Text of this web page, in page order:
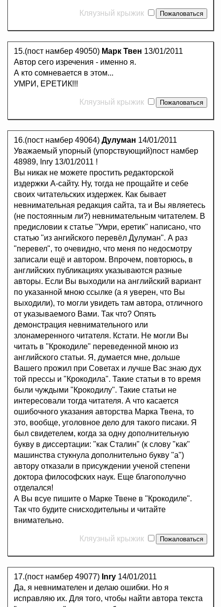
Кляузный крыжик
15.(пост намбер 49050) Марк Твен 13/01/2011
Автор сего изречения - именно я.
А кто сомневается в этом...
УМРИ, ЕРЕТИК!!!
Кляузный крыжик
16.(пост намбер 49064) Дулуман 14/01/2011
Уважаемый упорный (упорствующий)пост намбер
48989, Inry 13/01/2011 !
Вы никак не можете простить редакторской
издержки А-сайту. Ну, тогда не прощайте и себе
своих читательских издержек. Как бывает
невнимательная редакция сайта, та и Вы являетесь
(не постоянным ли?) невнимательным читателем. В
предисловии к статье "Умри, еретик" написано, что
статью "из ангийского перевёл Дулуман". А раз
"перевел", то очевидно, что меня по недосмотру
записали ещё и автором. Впрочем, повторюсь, в
английских публикациях указываются разные
авторы. Если Вы выходили на английский вариант
по указанной мною ссылке (а я уверен, что Вы
выходили), то могли увидеть там автора, отличного
от указываемого Вами. Так что? Опять
демонстрация невнимательного или
злонамеренного читателя. Кстати. Не могли Вы
читать в "Крокодиле" переведенной мною из
английского статьи. Я, думается мне, дольше
Вашего прожил при Советах и лучше Вас знаю дух
той прессы и "Крокодила". Такие статьи в то время
были чуждыми "Крокодилу". Такие статьи не
интересовали тогда читателя. А что касается
ошибочного указания авторства Марка Твена, то
это, вообще, уголовное дело для такого писаки. Я
был свидетелем, когда за одну дополнительную
букву в диссертации: "как Сталин" (к слову "как"
машинства стукнула дополнительно букву "а")
автору отказали в присуждении ученой степени
доктора философских наук. Еще благополучно
отделался!
А Вы всуе пишите о Марке Твене в "Крокодиле".
Так что будите снисходительны и читайте
внимательно.
Кляузный крыжик
17.(пост намбер 49077) Inry 14/01/2011
Да, я невнимателен и делаю ошибки. Но я
исправляю их. Для того, чтобы найти автора текста